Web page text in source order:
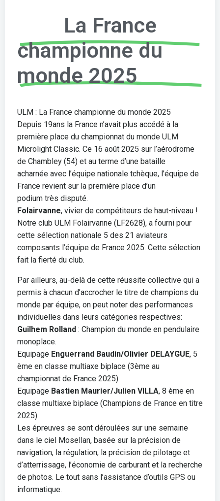
La France
championne du
monde 2025
ULM : La France championne du monde 2025
Depuis 19ans la France n’avait plus accédé à la
première place du championnat du monde ULM
Microlight Classic. Ce 16 août 2025 sur l’aérodrome
de Chambley (54) et au terme d’une bataille
acharnée avec l’équipe nationale tchèque, l’équipe de
France revient sur la première place d’un
podium très disputé.
Folairvanne, vivier de compétiteurs de haut-niveau !
Notre club ULM Folairvanne (LF2628), a fourni pour
cette sélection nationale 5 des 21 aviateurs
composants l’équipe de France 2025. Cette sélection
fait la fierté du club.
Par ailleurs, au-delà de cette réussite collective qui a
permis à chacun d’accrocher le titre de champions du
monde par équipe, on peut noter des performances
individuelles dans leurs catégories respectives:
Guilhem Rolland : Champion du monde en pendulaire
monoplace.
Equipage Enguerrand Baudin/Olivier DELAYGUE, 5
ème en classe multiaxe biplace (3ème au
championnat de France 2025)
Equipage Bastien Maurier/Julien VILLA, 8 ème en
classe multiaxe biplace (Champions de France en titre
2025)
Les épreuves se sont déroulées sur une semaine
dans le ciel Mosellan, basée sur la précision de
navigation, la régulation, la précision de pilotage et
d’atterrissage, l’économie de carburant et la recherche
de photos. Le tout sans l’assistance d’outils GPS ou
informatique.